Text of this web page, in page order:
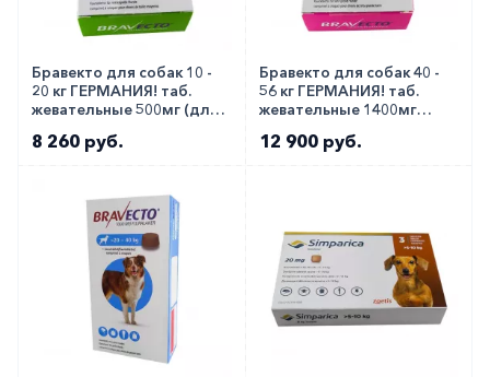
Бравекто для собак 10 -
20 кг ГЕРМАНИЯ! таб.
жевательные 500мг (для
8 260 руб.
Бравекто для собак 40 -
56 кг ГЕРМАНИЯ! таб.
жевательные 1400мг
№1
12 900 руб.